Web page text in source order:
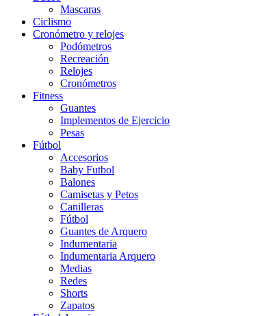
Mascaras
Ciclismo
Cronómetro y relojes
Podómetros
Recreación
Relojes
Cronómetros
Fitness
Guantes
Implementos de Ejercicio
Pesas
Fútbol
Accesorios
Baby Futbol
Balones
Camisetas y Petos
Canilleras
Fútbol
Guantes de Arquero
Indumentaria
Indumentaria Arquero
Medias
Redes
Shorts
Zapatos